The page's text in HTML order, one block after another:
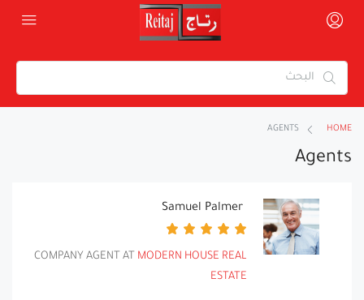
HOME
AGENTS
Agents
Samuel Palmer
COMPANY AGENT AT MODERN HOUSE REAL
ESTATE